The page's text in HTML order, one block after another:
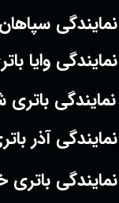
نمایندگی
نمایندگی وایا
نمایندگی آذر
نمایندگی
نمایندگی باتری